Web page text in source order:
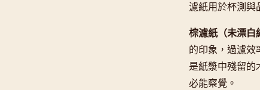
濾紙用於杯測與
棕濾紙（未漂白
的印象，過濾效
是紙漿中殘留的
必能察覺。